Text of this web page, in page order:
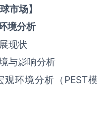
市场】
境分析
现状
与影响分析
观环境分析（ PEST模